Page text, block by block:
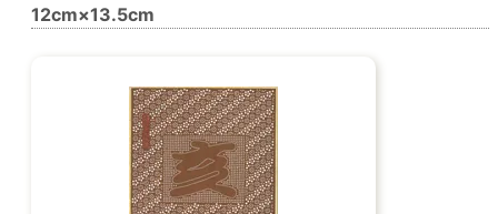
12cm×13.5cm